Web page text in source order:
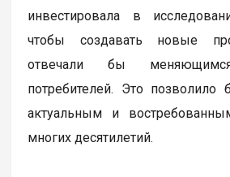
инвестировала в
чтобы создавать новые
отвечали бы меняющимся
потребителей. Это позволило
актуальным и
многих десятилетий.